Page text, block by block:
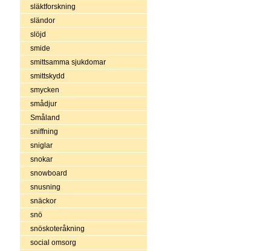
släktforskning
sländor
slöjd
smide
smittsamma sjukdomar
smittskydd
smycken
smådjur
Småland
sniffning
sniglar
snokar
snowboard
snusning
snäckor
snö
snöskoteråkning
social omsorg